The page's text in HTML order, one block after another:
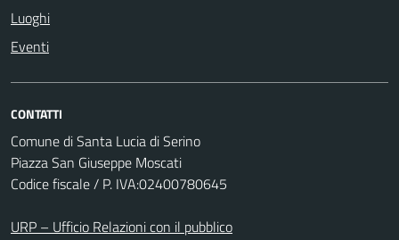
Luoghi
Eventi
CONTATTI
Comune di Santa Lucia di Serino
Piazza San Giuseppe Moscati
Codice fiscale / P. IVA:02400780645
URP – Ufficio Relazioni con il pubblico